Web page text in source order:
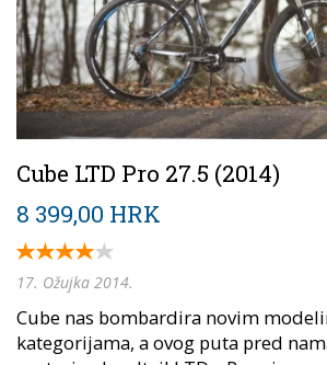
Cube LTD Pro 27.5 (2014)
8 399,00 HRK
17. Ožujka 2014.
Cube nas bombardira novim
kategorijama, a ovog puta pred